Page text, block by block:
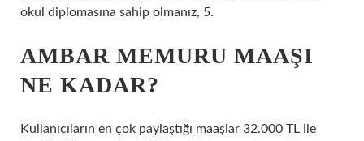
okul diplomasına sahip olmanız, 5.
AMBAR MEMURU MAAŞI
NE KADAR?
Kullanıcıların en çok paylaştığı maaşlar 32.000 TL ile